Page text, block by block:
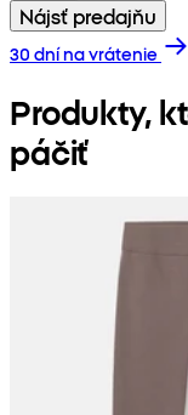
Nájsť predajňu
30 dní na vrátenie
Produkty,
páčiť